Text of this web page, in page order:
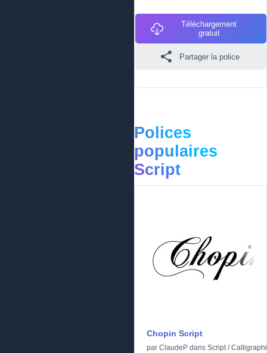
Téléchargement
gratuit
Partager la police
Polices
populaires
Script
Chopin Script
par ClaudeP dans Script/